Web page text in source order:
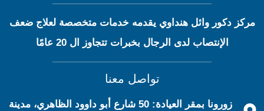
مركز دكور وائل هنداوي يقدمه خدمات متخصصة لعلاج ضعف
الإنتصاب لدى الرجال بخبرات تتجاوز ال 20 عامًا
تواصل معنا
زورونا بمقر العيادة: 50 شارع أبو داوود الظاهري، مدينة